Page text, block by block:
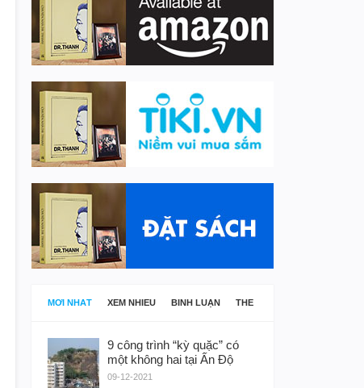
MỚI NHẤT XEM NHIỀU BÌNH LUẬN THẺ
9 công trình “kỳ quặc” có
một không hai tại Ấn Độ
09-12-2021